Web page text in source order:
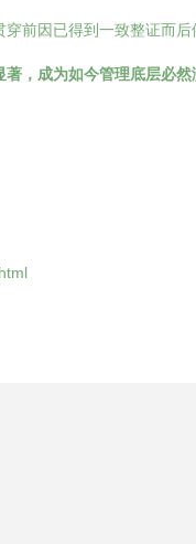
前因已得到一致整证而
，成为如今管理底层必然